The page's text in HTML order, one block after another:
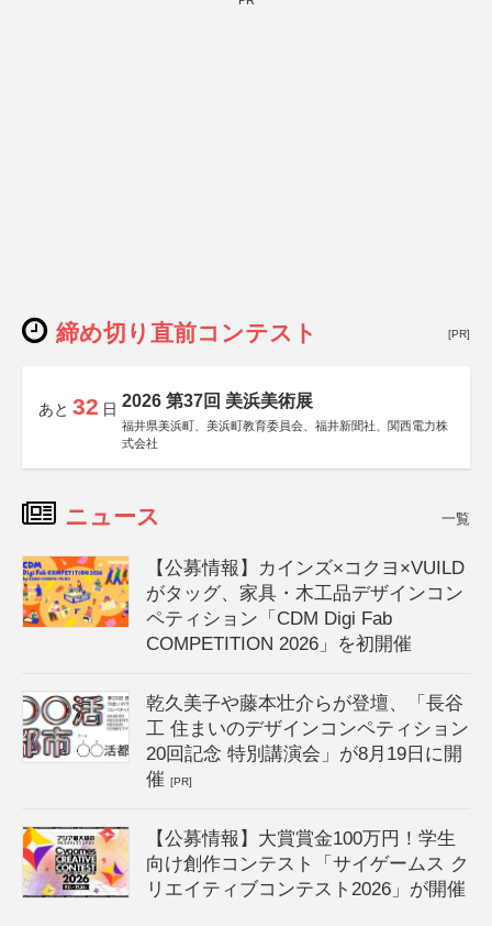
締め切り直前コンテスト [PR]
あと 32 日 2026 第37回 美浜美術展
福井県美浜町、美浜町教育委員会、福井新聞社、関西電力株
式会社
ニュース 一覧
【公募情報】カインズ×コクヨ×VUILD
がタッグ、家具・木工品デザインコン
ペティション「CDM Digi Fab
COMPETITION 2026」を初開催
乾久美子や藤本壮介らが登壇、「長谷
工 住まいのデザインコンペティション
20回記念 特別講演会」が8月19日に開
催[PR]
【公募情報】大賞賞金100万円！学生
向け創作コンテスト「サイゲームス ク
リエイティブコンテスト2026」が開催